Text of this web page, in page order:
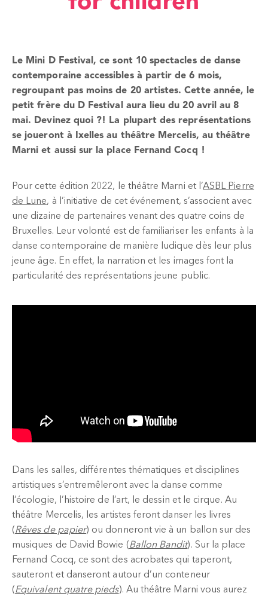
Le Mini D Festival, ce sont 10 spectacles de danse
contemporaine accessibles à partir de 6 mois,
regroupant pas moins de 20 artistes. Cette année, le
petit frère du D Festival aura lieu du 20 avril au 8
mai. Devinez quoi ?! La plupart des représentations
se joueront à Ixelles au théâtre Mercelis, au théâtre
Marni et aussi sur la place Fernand Cocq !
Pour cette édition 2022, le théâtre Marni et l’ASBL Pierre
de Lune, à l’initiative de cet événement, s’associent avec
une dizaine de partenaires venant des quatre coins de
Bruxelles. Leur volonté est de familiariser les enfants à la
danse contemporaine de manière ludique dès leur plus
jeune âge. En effet, la narration et les images font la
particularité des représentations jeune public.
Dans les salles, différentes thématiques et disciplines
artistiques s’entremêleront avec la danse comme
l’écologie, l’histoire de l’art, le dessin et le cirque. Au
théâtre Mercelis, les artistes feront danser les livres
(Rêves de papier) ou donneront vie à un ballon sur des
musiques de David Bowie (Ballon Bandit). Sur la place
Fernand Cocq, ce sont des acrobates qui taperont,
sauteront et danseront autour d’un conteneur
(Equivalent quatre pieds). Au théâtre Marni vous aurez